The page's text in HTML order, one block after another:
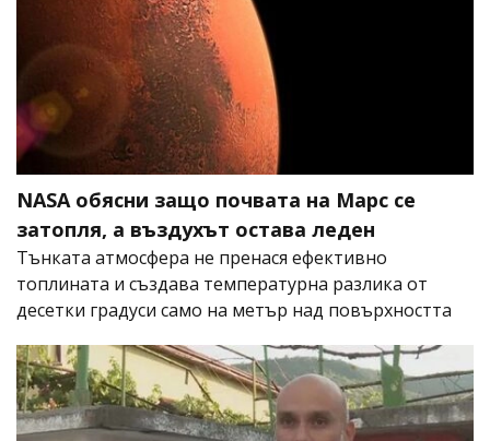
NASA обясни защо почвата на Марс се
затопля, а въздухът остава леден
Тънката атмосфера не пренася ефективно
топлината и създава температурна разлика от
десетки градуси само на метър над повърхността